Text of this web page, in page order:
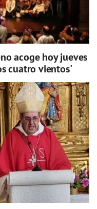
acoge hoy jueves
cuatro vientos'